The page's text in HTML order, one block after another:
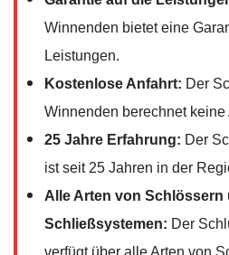
Winnenden bietet eine
Leistungen.
Kostenlose Anfahrt: Der
Winnenden berechnet keine
25 Jahre Erfahrung: Der
ist seit 25 Jahren in der
Alle Arten von Schlössern
Schließsystemen: Der
verfügt über alle Arten von